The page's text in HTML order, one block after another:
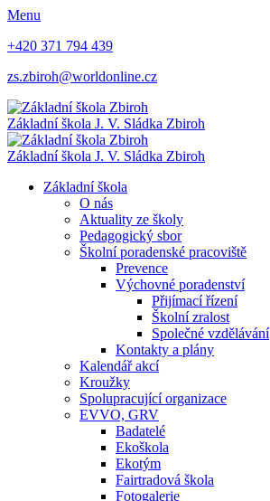
Menu
+420 371 794 439
zs.zbiroh@worldonline.cz
Základní škola J. V. Sládka Zbiroh
Základní škola J. V. Sládka Zbiroh
Základní škola
O nás
Aktuality ze školy
Pedagogický sbor
Školní poradenské pracoviště
Prevence
Výchovné poradenství
Přijímací řízení
Školní zralost
Společné vzdělávání
Kontakty a plány
Kalendář akcí
Kroužky
Spolupracující organizace
EVVO, GRV
Badatelé
Ekoškola
Ekotým
Fairtradová škola
Fotogalerie